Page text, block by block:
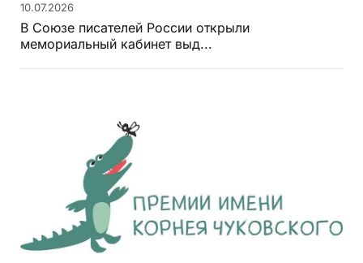
10.07.2026
В Союзе писателей России открыли
мемориальный кабинет выд...